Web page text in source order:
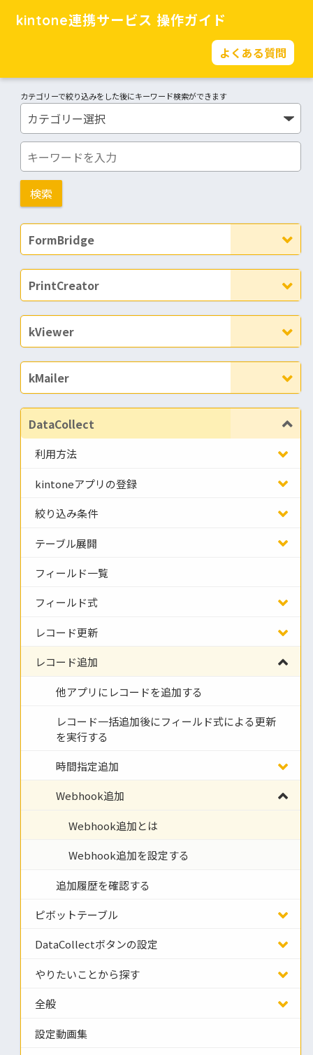
kintone連携サービス 操作ガイド
よくある質問
カテゴリーで絞り込みをした後にキーワード検索ができます
FormBridge
PrintCreator
kViewer
kMailer
DataCollect
利用方法
kintoneアプリの登録
絞り込み条件
テーブル展開
フィールド一覧
フィールド式
レコード更新
レコード追加
他アプリにレコードを追加する
レコード一括追加後にフィールド式による更新
を実行する
時間指定追加
Webhook追加
Webhook追加とは
Webhook追加を設定する
追加履歴を確認する
ピボットテーブル
DataCollectボタンの設定
やりたいことから探す
全般
設定動画集